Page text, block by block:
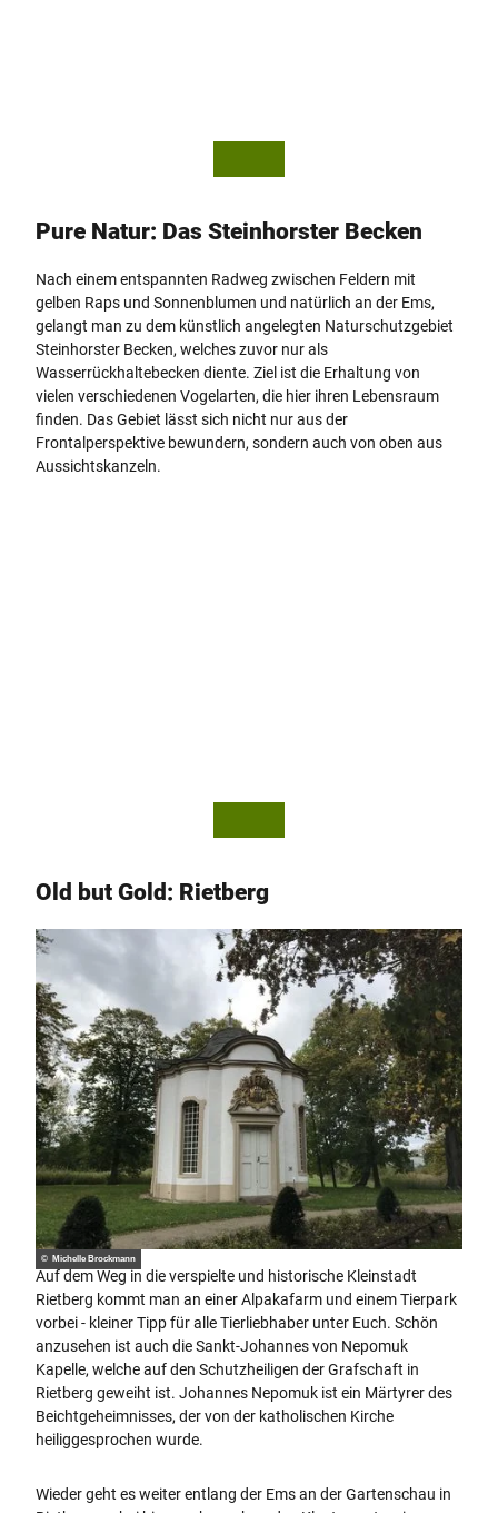
Pure Natur: Das Steinhorster Becken
Nach einem entspannten Radweg zwischen Feldern mit
gelben Raps und Sonnenblumen und natürlich an der Ems,
gelangt man zu dem künstlich angelegten Naturschutzgebiet
Steinhorster Becken, welches zuvor nur als
Wasserrückhaltebecken diente. Ziel ist die Erhaltung von
vielen verschiedenen Vogelarten, die hier ihren Lebensraum
finden. Das Gebiet lässt sich nicht nur aus der
Frontalperspektive bewundern, sondern auch von oben aus
Aussichtskanzeln.
Old but Gold: Rietberg
© Michelle Brockmann
Auf dem Weg in die verspielte und historische Kleinstadt
Rietberg kommt man an einer Alpakafarm und einem Tierpark
vorbei - kleiner Tipp für alle Tierliebhaber unter Euch. Schön
anzusehen ist auch die Sankt-Johannes von Nepomuk
Kapelle, welche auf den Schutzheiligen der Grafschaft in
Rietberg geweiht ist. Johannes Nepomuk ist ein Märtyrer des
Beichtgeheimnisses, der von der katholischen Kirche
heiliggesprochen wurde.
Wieder geht es weiter entlang der Ems an der Gartenschau in